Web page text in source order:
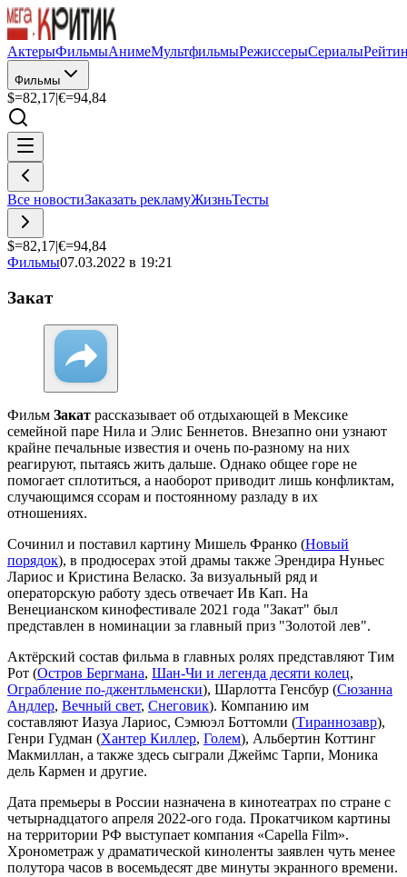
АктерыФильмыАнимеМультфильмыРежиссерыСериалы
Фильмы
$=82,17|€=94,84
Все новостиЗаказать рекламуЖизньТесты
$=82,17|€=94,84
Фильмы07.03.2022 в 19:21
Закат
Фильм Закат рассказывает об отдыхающей в Мексике
семейной паре Нила и Элис Беннетов. Внезапно они узнают
крайне печальные известия и очень по-разному на них
реагируют, пытаясь жить дальше. Однако общее горе не
помогает сплотиться, а наоборот приводит лишь конфликтам,
случающимся ссорам и постоянному разладу в их
отношениях.
Сочинил и поставил картину Мишель Франко (Новый
порядок), в продюсерах этой драмы также Эрендира Нуньес
Лариос и Кристина Веласко. За визуальный ряд и
операторскую работу здесь отвечает Ив Кап. На
Венецианском кинофестивале 2021 года "Закат" был
представлен в номинации за главный приз "Золотой лев".
Актёрский состав фильма в главных ролях представляют Тим
Рот (Остров Бергмана, Шан-Чи и легенда десяти колец,
Ограбление по-джентльменски), Шарлотта Генсбур (Сюзанна
Андлер, Вечный свет, Снеговик). Компанию им
составляют Иазуа Лариос, Сэмюэл Боттомли (Тираннозавр),
Генри Гудман (Хантер Киллер, Голем), Альбертин Коттинг
Макмиллан, а также здесь сыграли Джеймс Тарпи, Моника
дель Кармен и другие.
Дата премьеры в России назначена в кинотеатрах по стране с
четырнадцатого апреля 2022-ого года. Прокатчиком картины
на территории РФ выступает компания «Capella Film».
Хронометраж у драматической киноленты заявлен чуть менее
полутора часов в восемьдесят две минуты экранного времени.